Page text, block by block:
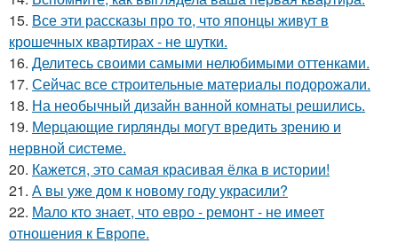
15. Все эти рассказы про то, что японцы живут в
крошечных квартирах - не шутки.
16. Делитесь своими самыми нелюбимыми оттенками.
17. Сейчас все строительные материалы подорожали.
18. На необычный дизайн ванной комнаты решились.
19. Мерцающие гирлянды могут вредить зрению и
нервной системе.
20. Кажется, это самая красивая ёлка в истории!
21. А вы уже дом к новому году украсили?
22. Мало кто знает, что евро - ремонт - не имеет
отношения к Европе.